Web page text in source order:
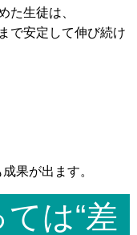
た生徒は、
で安定して伸び続け
果が出ます。
は“差